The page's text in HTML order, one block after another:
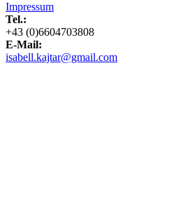
Impressum
Tel.:
+43 (0)6604703808
E-Mail:
isabell.kajtar@gmail.com